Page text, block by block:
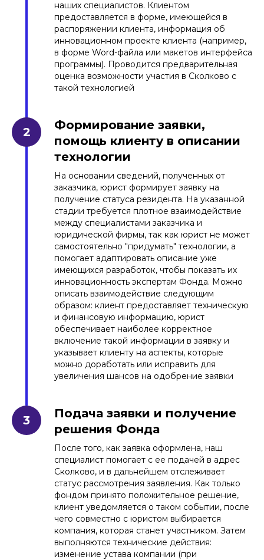
наших специалистов. Клиентом
предоставляется в форме, имеющейся в
распоряжении клиента, информация об
инновационном проекте клиента (например,
в форме Word-файла или макетов интерфейса
программы). Проводится предварительная
оценка возможности участия в Сколково с
такой технологией
Формирование заявки,
помощь клиенту в описании
технологии
На основании сведений, полученных от
заказчика, юрист формирует заявку на
получение статуса резидента. На указанной
стадии требуется плотное взаимодействие
между специалистами заказчика и
юридической фирмы, так как юрист не может
самостоятельно "придумать" технологии, а
помогает адаптировать описание уже
имеющихся разработок, чтобы показать их
инновационность экспертам Фонда. Можно
описать взаимодействие следующим
образом: клиент предоставляет техническую
и финансовую информацию, юрист
обеспечивает наиболее корректное
включение такой информации в заявку и
указывает клиенту на аспекты, которые
можно доработать или исправить для
увеличения шансов на одобрение заявки
Подача заявки и получение
решения Фонда
После того, как заявка оформлена, наш
специалист помогает с ее подачей в адрес
Сколково, и в дальнейшем отслеживает
статус рассмотрения заявления. Как только
фондом принято положительное решение,
клиент уведомляется о таком событии, после
чего совместно с юристом выбирается
компания, которая станет участником. Затем
выполняются технические действия:
изменение устава компании (при